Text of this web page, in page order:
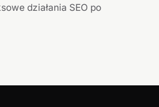
działania SEO po